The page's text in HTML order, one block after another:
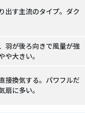
出す主流のタイプ。ダク
羽が後ろ向きで風量が強
大きい。
接換気する。パワフルだ
に多い。